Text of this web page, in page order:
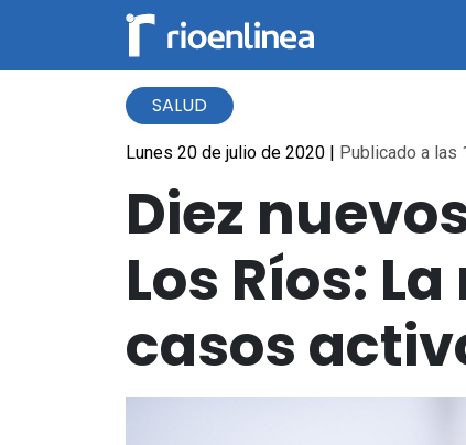
SALUD
Lunes 20 de julio de 2020 | Publicado a las
Diez
Los Ríos:
casos